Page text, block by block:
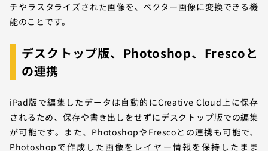
チやラスタライズされた画像を、ベクター画像に変換できる機
能のことです。
デスクトップ版、Photoshop、Frescoと
の連携
iPad版で編集したデータは自動的にCreative Cloud上に保存
されるため、保存や書き出しをせずにデスクトップ版での編集
が可能です。また、PhotoshopやFrescoとの連携も可能で、
Photoshopで作成した画像をレイヤー情報を保持したまま